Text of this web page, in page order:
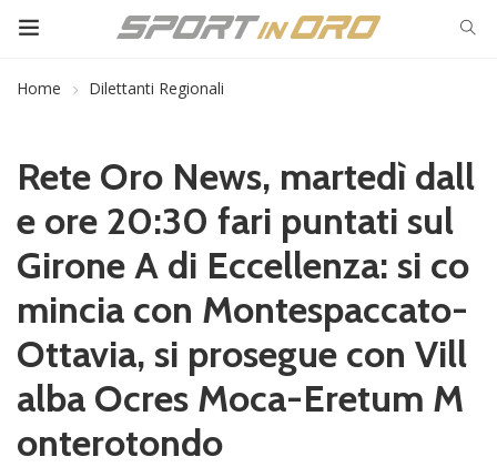
Home Dilettanti Regionali
Rete Oro News, martedì dall
e ore 20:30 fari puntati sul
Girone A di Eccellenza: si co
mincia con Montespaccato-
Ottavia, si prosegue con Vill
alba Ocres Moca-Eretum M
onterotondo